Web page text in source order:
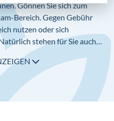
Speisen
und eine Backstube im
gegen Gebühr
Gönnen Sie sich zum
Bereich. Gegen Gebühr
nutzen oder sich
stehen für Sie auch
zur